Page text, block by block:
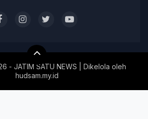
- JATIM SATU NEWS | Dikelola oleh
hudsam.my.id